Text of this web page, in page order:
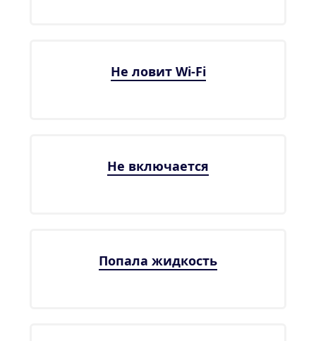
Не ловит Wi-Fi
Не включается
Попала жидкость